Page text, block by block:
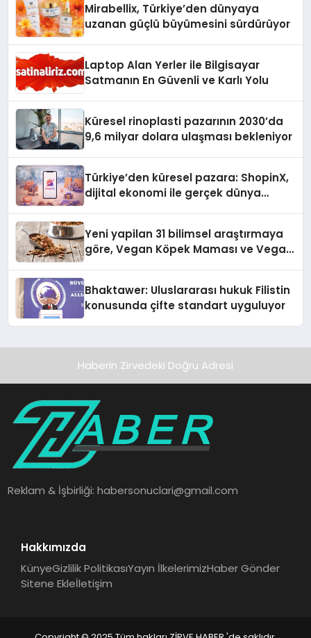
Mirabellix, Türkiye’den dünyaya
uzanan güçlü büyümesini sürdürüyor
Laptop Alan Yerler ile Bilgisayar
Satmanın En Güvenli ve Karlı Yolu
Küresel rinoplasti pazarının 2030’da
9,6 milyar dolara ulaşması bekleniyor
Türkiye’den küresel pazara: ShopinX,
dijital ekonomi ile gerçek dünya
Yeni yapilan 31 bilimsel araştırmaya
göre, Vegan Köpek Maması ve Vegan
Bhaktawer: Uluslararası hukuk Filistin
konusunda çifte standart uyguluyor
Haberin Zirvedeki Doğru Adresi
Reklam & İşbirliği:habersonuclari@gmail.com
Hakkımızda
KünyeGizlilik PolitikasıYayın İlkelerimizHaber Gönder
Sitene Ekleİletişim